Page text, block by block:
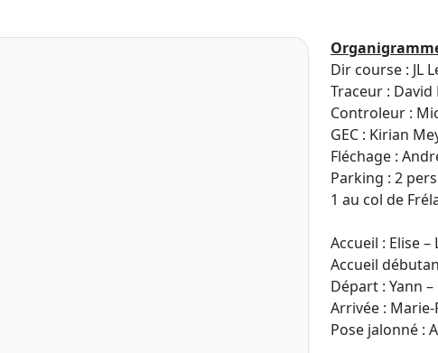
Dir course : JL
Traceur : David
Controleur :
GEC : Kirian
Fléchage :
Parking : 2 pers
1 au col de
Accueil : Elise
Accueil
Départ : Yann
Arrivée :
Pose jalonné :